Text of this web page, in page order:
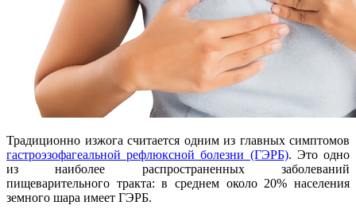
Традиционно изжога считается одним из главных симптомов
гастроэзофагеальной рефлюксной болезни (ГЭРБ). Это одно
из наиболее распространенных заболеваний
пищеварительного тракта: в среднем около 20% населения
земного шара имеет ГЭРБ.